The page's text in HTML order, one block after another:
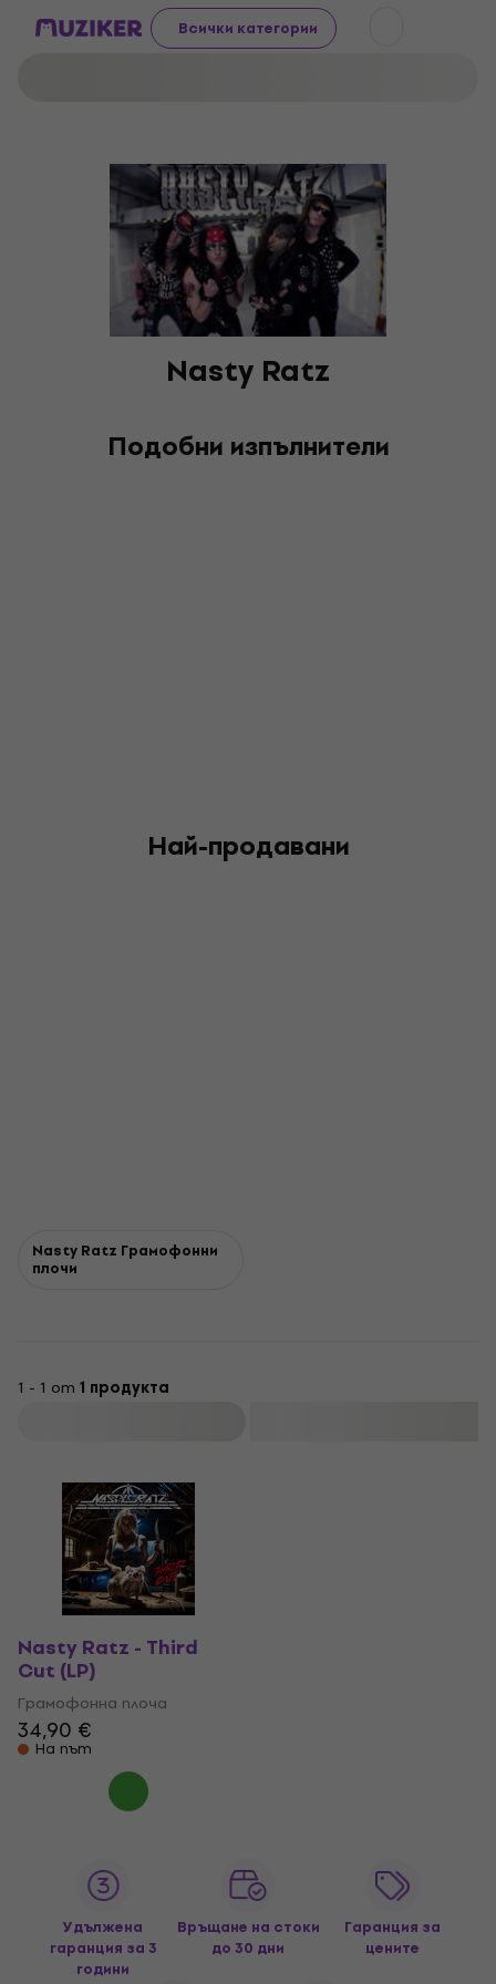
Всички категории
Nasty Ratz
Подобни изпълнители
Най-продавани
Nasty Ratz Грамофонни
плочи
1 - 1 от 1 продукта
Nasty Ratz - Third
Cut (LP)
Грамофонна плоча
34,90 €
На път
Удължена
гаранция за 3
години
Връщане на стоки
до 30 дни
Гаранция за
цените